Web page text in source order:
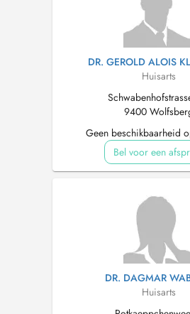
DR. GEROLD ALOIS
Huisarts
9400
Geen beschikbaarheid
Bel voor een
DR. DAGMAR
Huisarts